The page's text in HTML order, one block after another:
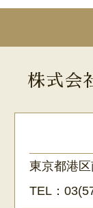
株式会
東京都港
TEL：